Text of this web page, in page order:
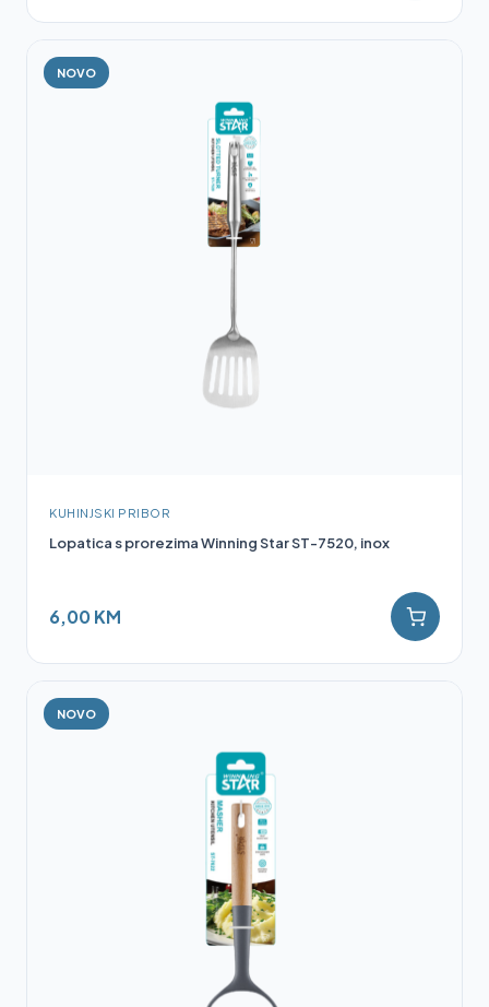
NOVO
KUHINJSKI PRIBOR
Lopatica s prorezima Winning Star ST-7520, inox
6,00 KM
NOVO